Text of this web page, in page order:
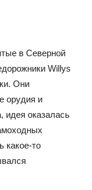
в Северной
Willys
Они
орудия и
идея оказалась
какое-то